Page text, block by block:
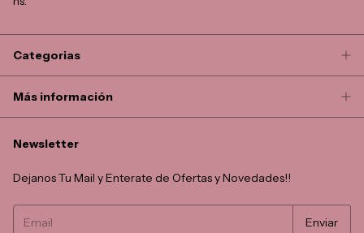
Categorias
Más información
Newsletter
Dejanos Tu Mail y Enterate de Ofertas y Novedades!!